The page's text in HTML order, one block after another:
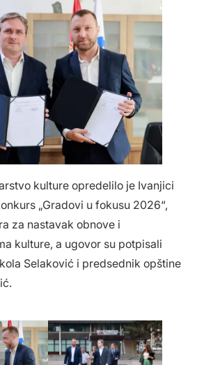
kulture opredelilo je Ivanjici
„Gradovi u fokusu 2026“,
za nastavak obnove i
kulture, a ugovor su potpisali
Selaković i predsednik opštine